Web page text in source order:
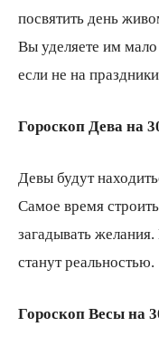
посвятить день
Вы уделяете им
если не на
Гороскоп Дева на
Девы будут
Самое время
загадывать
станут реальностью.
Гороскоп Весы на